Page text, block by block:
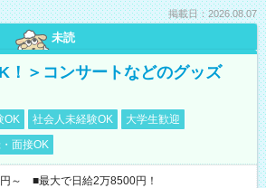
掲載日：2026.08.07
未読
！＞コンサートなどのグッズ
OK 社会人未経験OK
大学生歓迎
面接OK
～ ■最大で日給2万8500円！